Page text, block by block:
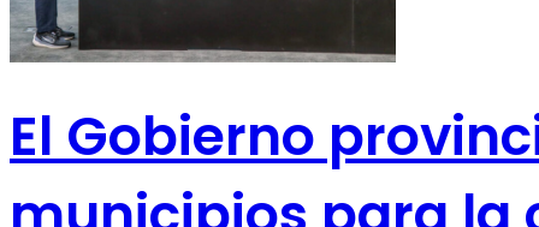
El Gobierno